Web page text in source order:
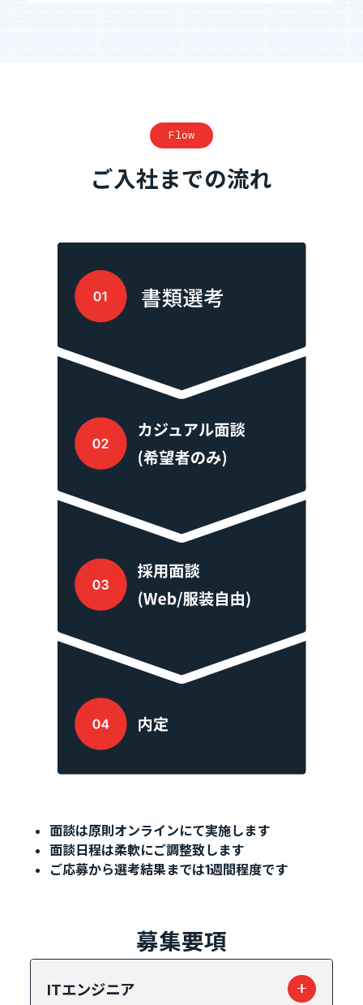
Flow
ご入社までの流れ
面談は原則オンラインにて実施します
面談日程は柔軟にご調整致します
ご応募から選考結果までは1週間程度です
募集要項
ITエンジニア